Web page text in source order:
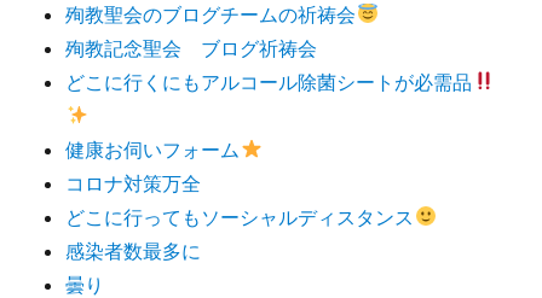
殉教聖会のブログチームの祈祷会
殉教記念聖会 ブログ祈祷会
どこに行くにもアルコール除菌シートが必需品
健康お伺いフォーム
コロナ対策万全
どこに行ってもソーシャルディスタンス
感染者数最多に
曇り